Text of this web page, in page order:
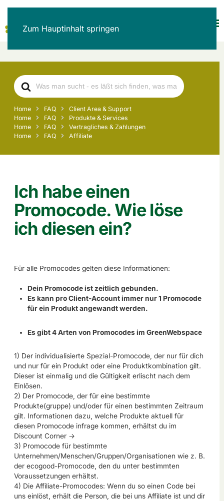
Zum Hauptinhalt springen
Search
For
Home FAQ
Client Area & Support
Home
FAQ
Produkte & Services
Home
FAQ
Vertragliches & Zahlungen
Home
FAQ Affiliate
Ich habe einen
Promocode. Wie löse
ich diesen ein?
Für alle Promocodes gelten diese Informationen:
Dein Promocode ist zeitlich gebunden.
Es kann pro Client-Account immer nur 1 Promocode
für ein Produkt angewandt werden.
Es gibt 4 Arten von Promocodes im GreenWebspace
1) Der individualisierte Spezial-Promocode, der nur für dich
und nur für ein Produkt oder eine Produktkombination gilt.
Dieser ist einmalig und die Gültigkeit erlischt nach dem
Einlösen.
2) Der Promocode, der für eine bestimmte
Produkte(gruppe) und/oder für einen bestimmten Zeitraum
gilt. Informationen dazu, welche Produkte aktuell für
diesen Promocode infrage kommen, erhältst du im
Discount Corner ->
3) Promocode für bestimmte
Unternehmen/Menschen/Gruppen/Organisationen wie z. B.
der ecogood-Promocode, den du unter bestimmten
Voraussetzungen erhältst.
4) Die Affiliate-Promocodes: Wenn du so einen Code bei
uns einlöst, erhält die Person, die bei uns Affiliate ist und dir